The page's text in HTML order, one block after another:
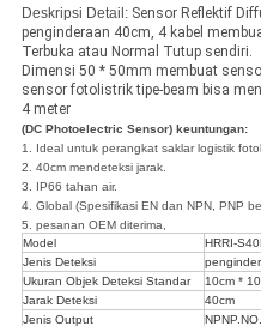
Deskripsi Detail: Sensor Reflektif
penginderaan 40cm, 4 kabel
Terbuka atau Normal Tutup sendiri.
Dimensi 50 * 50mm membuat
sensor fotolistrik tipe-beam bisa
4 meter
(DC Photoelectric Sensor)keuntungan:
1. Ideal untuk perangkat saklar logistik
2. 40cm mendeteksi jarak.
3. IP66 tahan air.
4. Global (Spesifikasi EN dan NPN, PNP
5. pesanan OEM diterima,
Model
HRRI-
Jenis Deteksi
Ukuran Objek Deteksi Standar
10cm *
Jarak Deteksi
40cm
Jenis Output